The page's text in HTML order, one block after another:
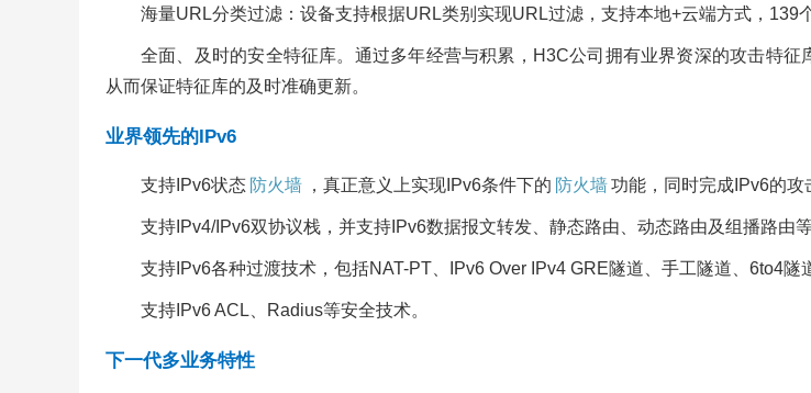
海量URL分类过滤：设备支持根据URL类别实现URL过滤，支持本地+云端方式，139
全面、及时的安全特征库。通过多年经营与积累，H3C公司拥有业界资深的攻击特
从而保证特征库的及时准确更新。
业界领先的IPv6
支持IPv6状态 防火墙 ，真正意义上实现IPv6条件下的 防火墙功能，同时完成IPv6的攻
支持IPv4/IPv6双协议栈，并支持IPv6数据报文转发、静态路由、动态路由及组播路由等
支持IPv6各种过渡技术，包括NAT-PT、IPv6 Over IPv4 GRE隧道、手工隧道、6to4
支持IPv6 ACL、Radius等安全技术。
下一代多业务特性